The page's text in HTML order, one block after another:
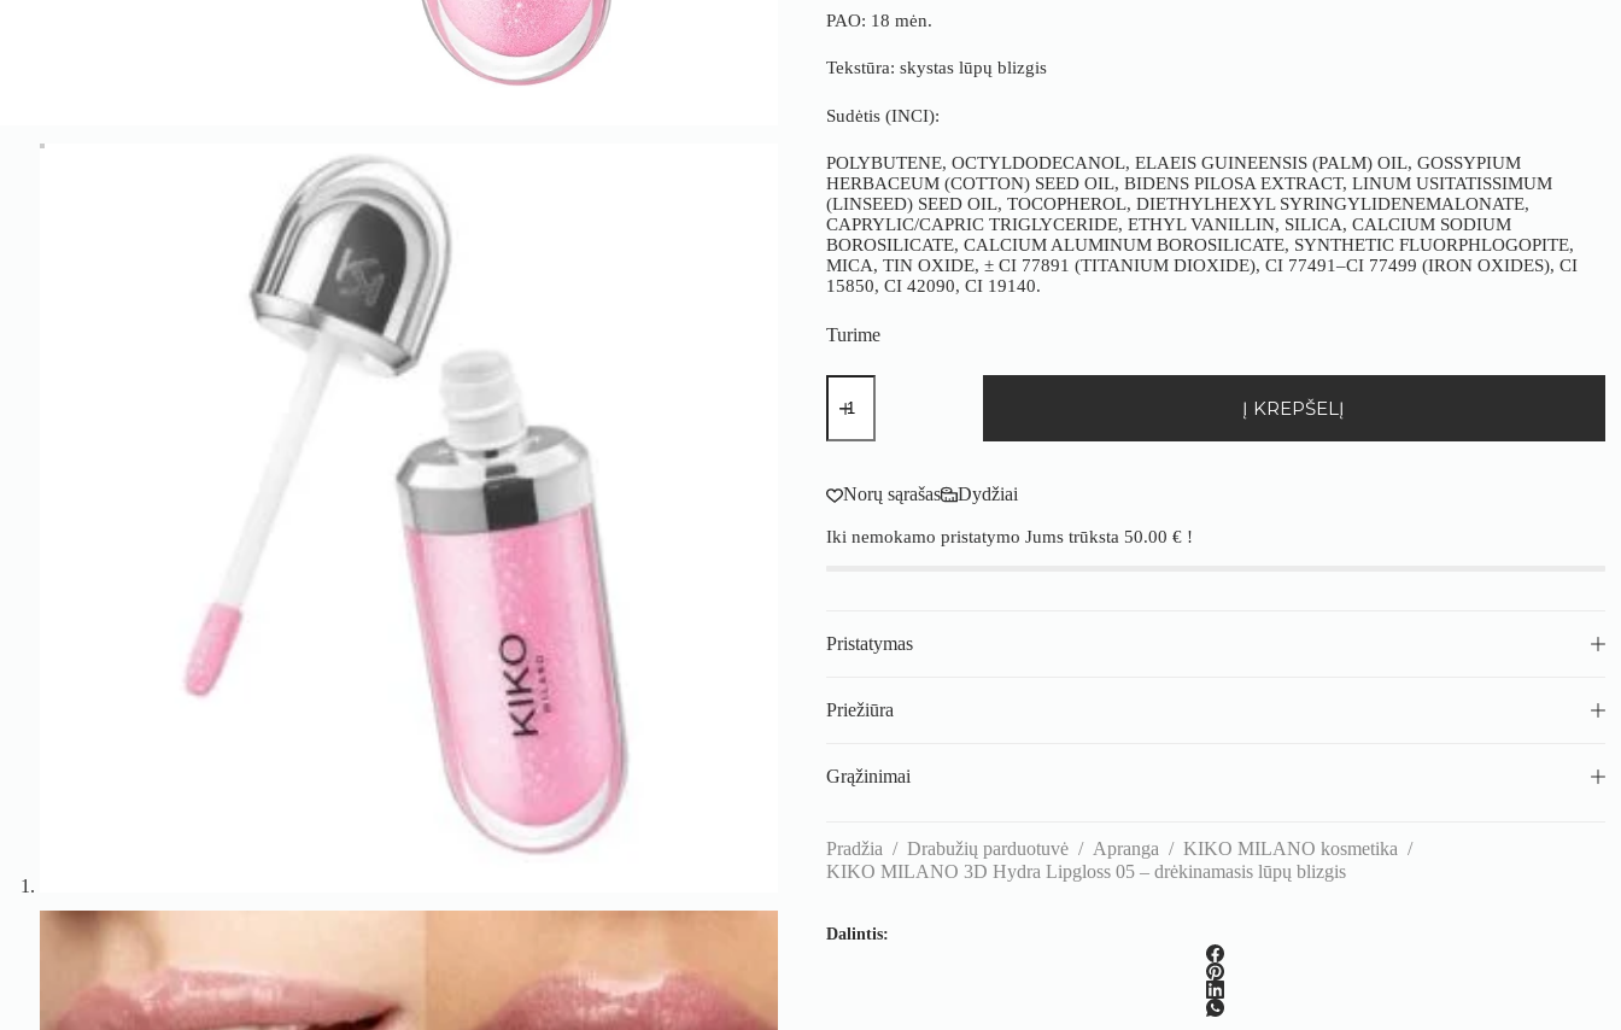
PAO: 18 mėn.
Tekstūra: skystas lūpų blizgis
Sudėtis (INCI):
POLYBUTENE, OCTYLDODECANOL, ELAEIS GUINEENSIS (PALM) OIL, GOSSYPIUM
HERBACEUM (COTTON) SEED OIL, BIDENS PILOSA EXTRACT, LINUM USITATISSIMUM
(LINSEED) SEED OIL, TOCOPHEROL, DIETHYLHEXYL SYRINGYLIDENEMALONATE,
CAPRYLIC/CAPRIC TRIGLYCERIDE, ETHYL VANILLIN, SILICA, CALCIUM SODIUM
BOROSILICATE, CALCIUM ALUMINUM BOROSILICATE, SYNTHETIC FLUORPHLOGOPITE,
MICA, TIN OXIDE, ± CI 77891 (TITANIUM DIOXIDE), CI 77491–CI 77499 (IRON OXIDES), CI
15850, CI 42090, CI 19140.
Turime
produkto
kiekis:
MILANO
Hydra
Lipgloss
05
–
Į KREPŠELĮ
Norų sąrašas Dydžiai
Iki nemokamo pristatymo Jums trūksta 50.00€ !
Pristatymas
Priežiūra
Grąžinimai
Pradžia / Drabužių parduotuvė / Apranga / KIKO MILANO kosmetika /
KIKO MILANO 3D Hydra Lipgloss 05 – drėkinamasis lūpų blizgis
Dalintis: